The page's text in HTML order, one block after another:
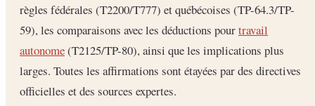
règles fédérales (T2200/T777) et québécoises (TP-64.3/TP-
59), les comparaisons avec les déductions pourtravail
autonome(T2125/TP-80), ainsi que les implications plus
larges. Toutes les affirmations sont étayées par des directives
officielles et des sources expertes.